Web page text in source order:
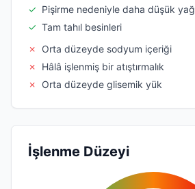
✓ Pişirme nedeniyle daha düşük yağ
✓ Tam tahıl besinleri
✗
Orta düzeyde sodyum içeriği
✗
Hâlâ işlenmiş bir atıştırmalık
✗
Orta düzeyde glisemik yük
İşlenme Düzeyi